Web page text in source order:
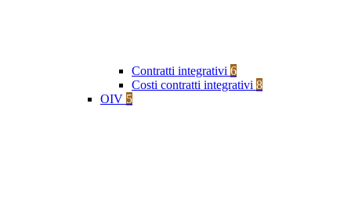
Contratti integrativi 6
Costi contratti integrativi 8
OIV 5